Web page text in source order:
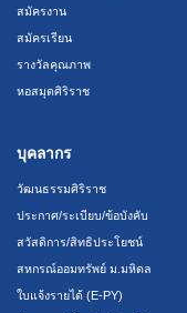
สมัครงาน
สมัครเรียน
รางวัลคุณภาพ
หอสมุดศิริราช
บุคลากร
วัฒนธรรมศิริราช
ประกาศ/ระเบียบ/ข้อบังคับ
สวัสดิการ/สิทธิประโยชน์
สหกรณ์ออมทรัพย์ ม.มหิดล
ใบแจ้งรายได้ (E-PY)